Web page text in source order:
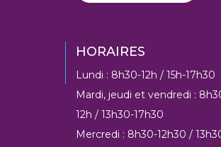
HORAIRES
Lundi : 8h30-12h / 15h-17h30
Mardi, jeudi et vendredi :
12h / 13h30-17h30
Mercredi : 8h30-12h30 /